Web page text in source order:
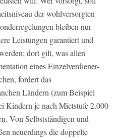
der wohlversorgten
bleiben nur
Leistungen garantiert und
dort gilt, was allen
eines Einzelverdiener-
fordert das
Ländern (zum Beispiel
Kindern je nach Mietstufe 2.000
Von Selbstständigen und
neuerdings die doppelte